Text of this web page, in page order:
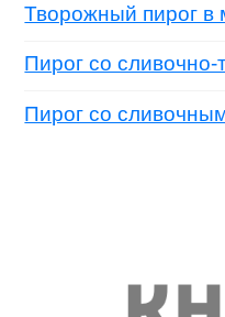
Творожный пирог в
Пирог со
Пирог со